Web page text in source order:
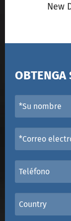
New
OBTENGA